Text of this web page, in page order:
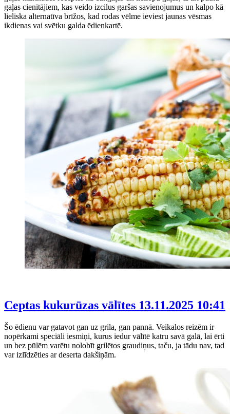
gaļas cienītājiem, kas veido izcilus garšas savienojumus un kalpo kā
lieliska alternatīva brīžos, kad rodas vēlme ieviest jaunas vēsmas
ikdienas vai svētku galda ēdienkartē.
Ceptas kukurūzas vālītes 13.11.2025 10:41
Šo ēdienu var gatavot gan uz grila, gan pannā. Veikalos reizēm ir
nopērkami speciāli iesmiņi, kurus iedur vālītē katru savā galā, lai ērti
un bez pūlēm varētu nolobīt grilētos graudiņus, taču, ja tādu nav, tad
var izlīdzēties ar deserta dakšiņām.